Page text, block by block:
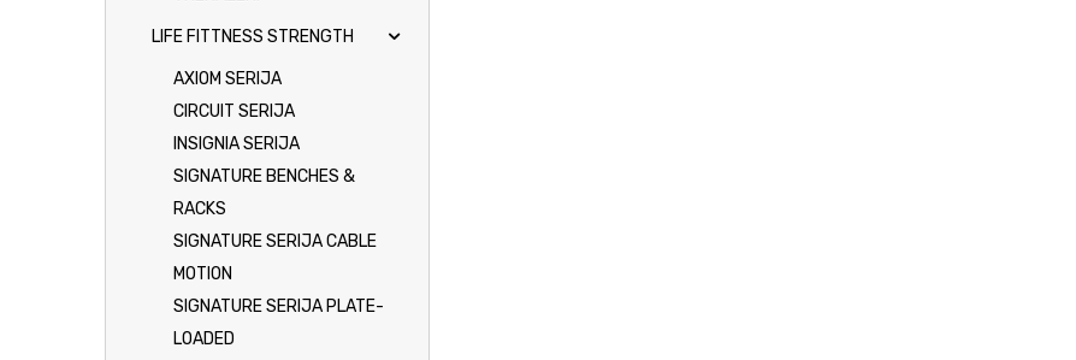
LIFE FITTNESS STRENGTH
AXIOM SERIJA
CIRCUIT SERIJA
INSIGNIA SERIJA
SIGNATURE BENCHES &
RACKS
SIGNATURE SERIJA CABLE
MOTION
SIGNATURE SERIJA PLATE-
LOADED